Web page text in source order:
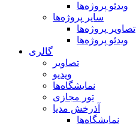
ویدئو پروژه‌ها
سایر پروژه‌ها
تصاویر پروژه‌ها
ویدئو پروژه‌ها
گالری
تصاویر
ویدیو
نمایشگاه‌ها
تور مجازی
آذرخش مدیا
نمایشگاه‌ها